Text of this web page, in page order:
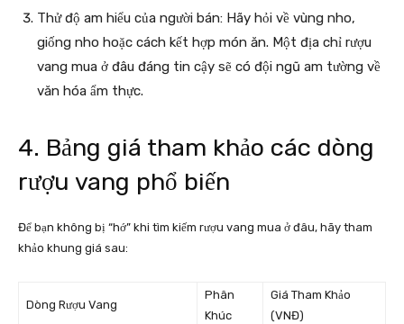
Thử độ am hiểu của người bán: Hãy hỏi về vùng nho,
giống nho hoặc cách kết hợp món ăn. Một địa chỉ rượu
vang mua ở đâu đáng tin cậy sẽ có đội ngũ am tường về
văn hóa ẩm thực.
4. Bảng giá tham khảo các dòng
rượu vang phổ biến
Để bạn không bị “hớ” khi tìm kiếm rượu vang mua ở đâu, hãy tham
khảo khung giá sau:
Dòng Rượu Vang
Phân
Khúc
Giá Tham Khảo
(VNĐ)